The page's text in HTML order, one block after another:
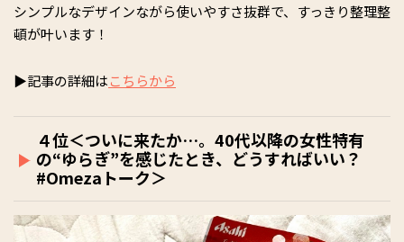
シンプルなデザインながら使いやすさ抜群で、すっきり整理整
頓が叶います！
▶記事の詳細はこちらから
４位＜ついに来たか…。40代以降の女性特有
の“ゆらぎ”を感じたとき、どうすればいい？
#Omezaトーク＞